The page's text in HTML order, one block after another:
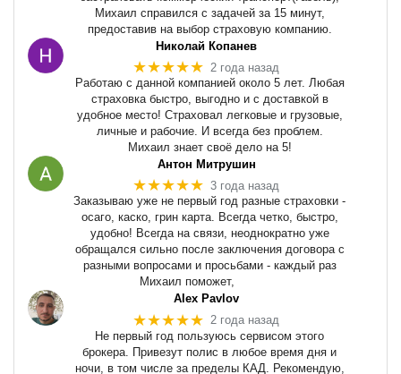
Михаил справился с задачей за 15 минут,
предоставив на выбор страховую компанию.
Николай Копанев
★★★★★ 2 года назад
Работаю с данной компанией около 5 лет. Любая
страховка быстро, выгодно и с доставкой в
удобное место! Страховал легковые и грузовые,
личные и рабочие. И всегда без проблем.
Михаил знает своё дело на 5!
Антон Митрушин
★★★★★ 3 года назад
Заказываю уже не первый год разные страховки -
осаго, каско, грин карта. Всегда четко, быстро,
удобно! Всегда на связи, неоднократно уже
обращался сильно после заключения договора с
разными вопросами и просьбами - каждый раз
Михаил поможет,
Alex Pavlov
★★★★★ 2 года назад
Не первый год пользуюсь сервисом этого
брокера. Привезут полис в любое время дня и
ночи, в том числе за пределы КАД. Рекомендую,